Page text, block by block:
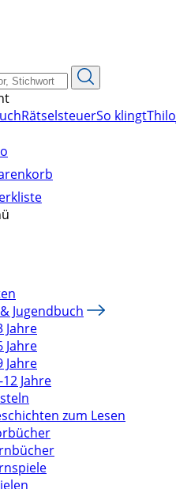
RätselsteuerSo klingtThilo
Jugendbuch
Jahre
Jahre
Jahre
12 Jahre
zum Lesen